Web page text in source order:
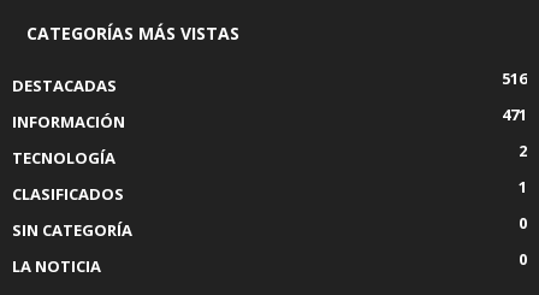
CATEGORÍAS MÁS VISTAS
DESTACADAS
516
INFORMACIÓN
471
TECNOLOGÍA
2
CLASIFICADOS
1
SIN CATEGORÍA
0
LA NOTICIA
0